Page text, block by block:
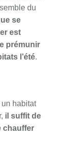
du
se
est
prémunir
l’été.
un habitat
il suffit de
chauffer